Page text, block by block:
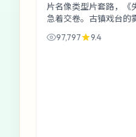
片名像类型片套路，《
急着交卷。古镇戏台的
了“想逃又舍不得逃”的
的节奏像在暗处数拍子。
97,797 9.4